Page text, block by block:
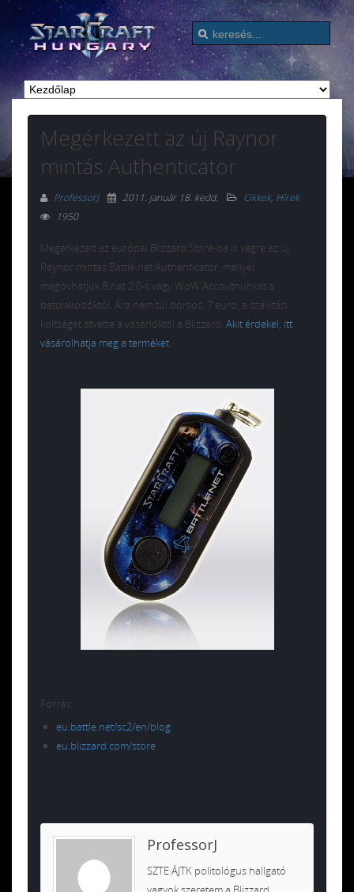
Megérkezett az új Raynor
mintás Authenticator
ProfessorJ 2011. január 18. kedd. Cikkek, Hírek
1950
Megérkezett az európai Blizzard Store-ba is végre az új
Raynor mintás Battle.net Authenticator, mellyel
megóvhatjuk B.net 2.0-s vagy WoW Accoutnunkat a
betolakodóktól. Ára nem túl borsos, 7 euró, a szállítási
költséget átvette a vásárlóktól a Blizzard. Akit érdekel, itt
vásárolhatja meg a terméket.
Forrás:
eu.battle.net/sc2/en/blog
eu.blizzard.com/store
ProfessorJ
SZTE ÁJTK politológus hallgató